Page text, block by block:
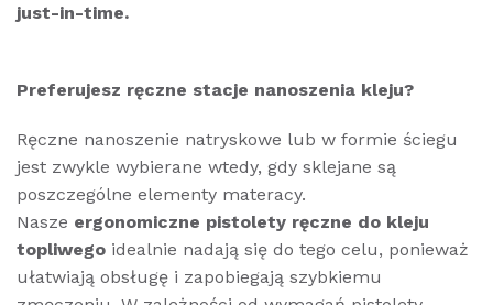
just-in-time.
Preferujesz ręczne stacje nanoszenia kleju?
Ręczne nanoszenie natryskowe lub w formie ściegu
jest zwykle wybierane wtedy, gdy sklejane są
poszczególne elementy materacy.
Nasze ergonomiczne pistolety ręczne do kleju
topliwego idealnie nadają się do tego celu, ponieważ
ułatwiają obsługę i zapobiegają szybkiemu